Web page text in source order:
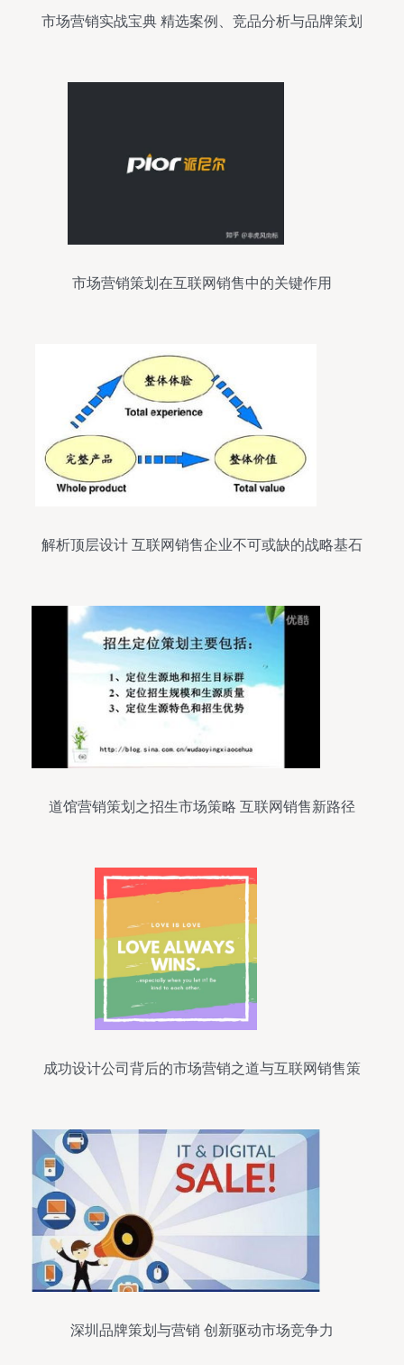
市场营销实战宝典 精选案例、竞品分析与品牌策划
市场营销策划在互联网销售中的关键作用
解析顶层设计 互联网销售企业不可或缺的战略基石
道馆营销策划之招生市场策略 互联网销售新路径
成功设计公司背后的市场营销之道与互联网销售策
深圳品牌策划与营销 创新驱动市场竞争力